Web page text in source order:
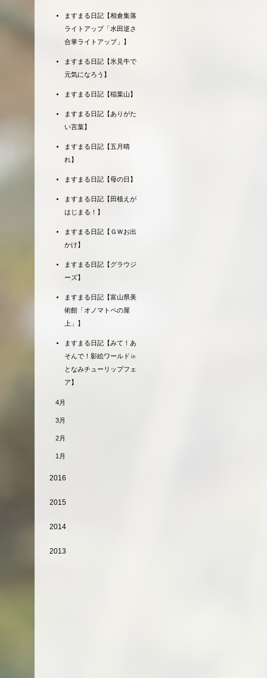
ますまる日記【相倉集落
ライトアップ「水田逆さ
合掌ライトアップ」】
ますまる日記【氷見牛で
元気になろう】
ますまる日記【稲葉山】
ますまる日記【ありがた
い言葉】
ますまる日記【五月晴
れ】
ますまる日記【母の日】
ますまる日記【田植えが
はじまる！】
ますまる日記【ＧＷお出
かけ】
ますまる日記【グラウジ
ーズ】
ますまる日記【富山県美
術館「オノマトペの屋
上」】
ますまる日記【みて！あ
そんで！影絵ワールド㏌
となみチューリップフェ
ア】
4月
3月
2月
1月
2016
2015
2014
2013